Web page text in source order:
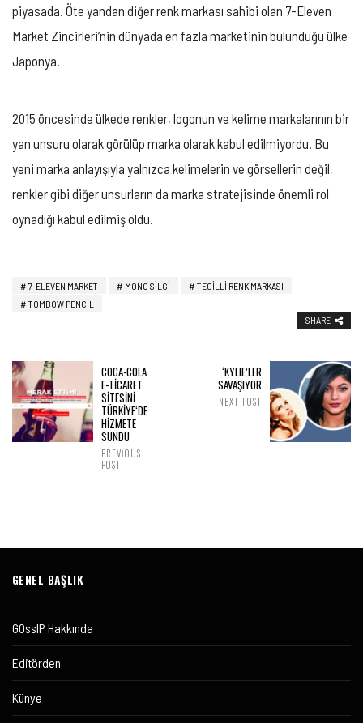
piyasada. Öte yandan diğer renk markası sahibi olan 7-Eleven
Market Zincirleri’nin dünyada en fazla marketinin bulunduğu ülke
Japonya.
2015 öncesinde ülkede renkler, logonun ve kelime markalarının bir
yan unsuru olarak görülüp marka olarak kabul edilmiyordu. Bu
yeni marka anlayışıyla yalnızca kelimelerin ve görsellerin değil,
renkler gibi diğer unsurların da marka stratejisinde önemli rol
oynadığı kabul edilmiş oldu.
7-ELEVEN MARKET MONO SILGI
TECILLI RENK MARKASI
TOMBOW PENCIL
SHARE
COCA-COLA
E-TİCARET
SİTESİNİ
TÜRKİYE‘DE
HİZMETE
SUNDU
PREVIOUS
POST
‘KYLIE’LER
SAVAŞIYOR
NEXT POST
GENEL BAŞLIK
GOssIP Hakkında
Editörden
Künye